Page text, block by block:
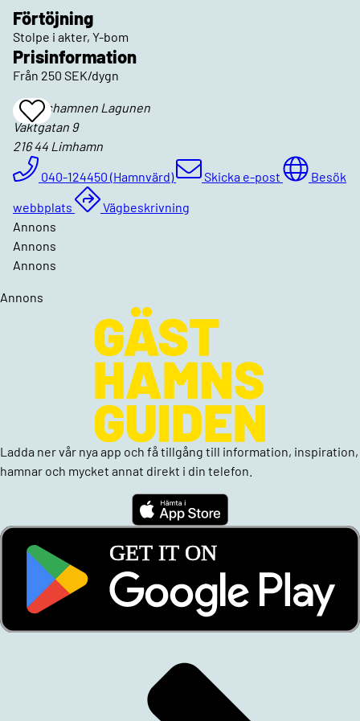
Förtöjning
Stolpe i akter, Y-bom
Prisinformation
Från 250 SEK/dygn
Add
To
Favrites
Andelshamnen Lagunen
Vaktgatan 9
216 44 Limhamn
040-124450 (Hamnvärd)
Skicka e-post
Besök
webbplats
Vägbeskrivning
Annons
Annons
Annons
Annons
Ladda ner vår nya app och få tillgång till information, inspiration,
hamnar och mycket annat direkt i din telefon.